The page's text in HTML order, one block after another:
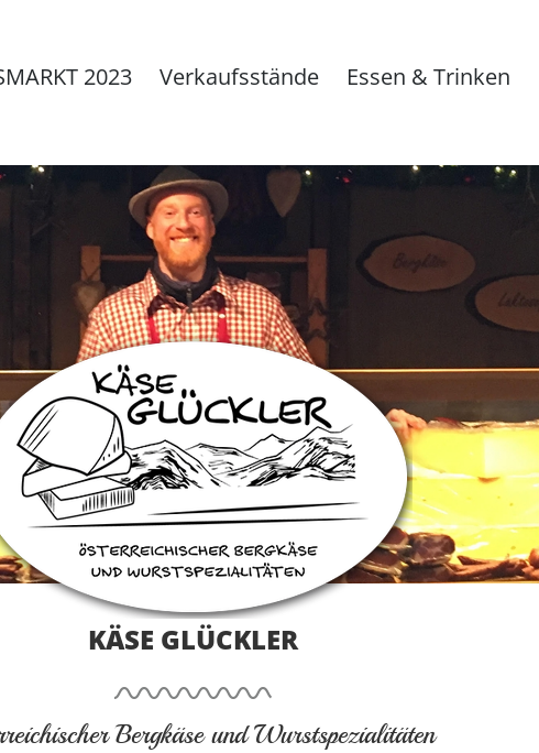
2023 Verkaufsstände Essen & Trinken
KÄSE GLÜCKLER
Bergkäse und Wurstspezialitäten